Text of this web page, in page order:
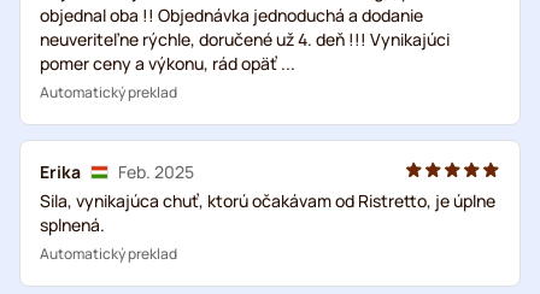
objednal oba !! Objednávka jednoduchá a dodanie
neuveriteľne rýchle, doručené už 4. deň !!! Vynikajúci
pomer ceny a výkonu, rád opäť ...
Automatický preklad
Erika
Feb. 2025
Sila, vynikajúca chuť, ktorú očakávam od Ristretto, je úplne
splnená.
Automatický preklad